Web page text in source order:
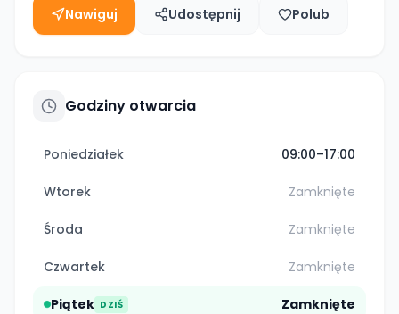
Nawiguj Udostępnij Polub
Godziny otwarcia
Poniedziałek 09:00–17:00
Wtorek Zamknięte
Środa Zamknięte
Czwartek Zamknięte
Piątek DZIŚ Zamknięte